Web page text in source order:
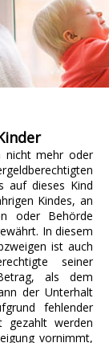
nicht mehr oder
auf dieses Kind
Kindes, an
oder Behörde
In diesem
ist auch
seiner
als dem
der Unterhalt
fehlender
gezahlt werden
vornimmt,